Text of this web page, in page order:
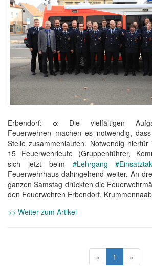
Erbendorf: α Die vielfältigen
Feuerwehren machen es notwendig,
Stelle zusammenlaufen. Notwendig
15 Feuerwehrleute (Gruppenführer,
sich jetzt beim #Lehrgang
Feuerwehrhaus dahingehend weiter. An
ganzen Samstag drückten die
den Feuerwehren Erbendorf,
>> Weiter zum Artikel
« 1 »